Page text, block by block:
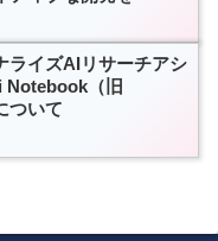
ライズAIリサーチアシ
Notebook（旧
ついて